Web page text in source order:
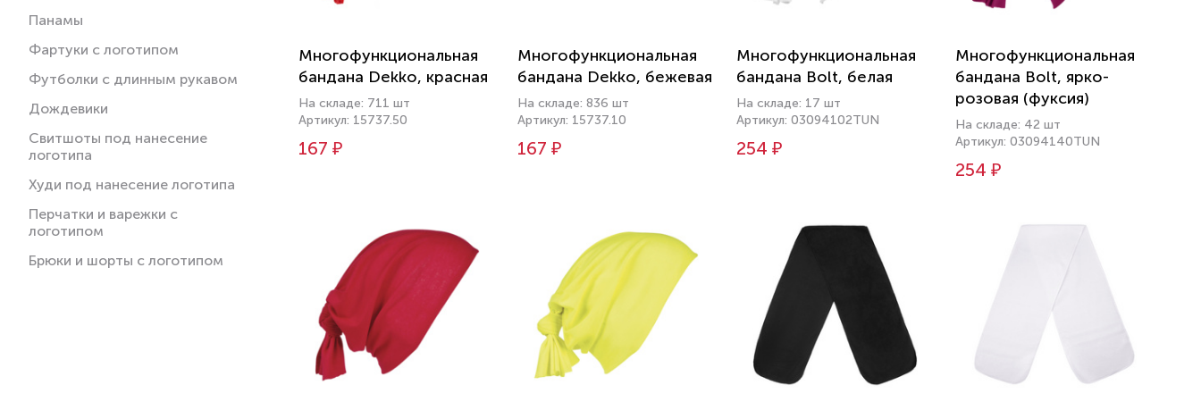
Панамы
Фартуки с логотипом
Футболки с длинным рукавом
Дождевики
Свитшоты под нанесение
логотипа
Худи под нанесение логотипа
Перчатки и варежки с
логотипом
Брюки и шорты с логотипом
Многофункциональная
бандана Dekko, красная
На складе: 711 шт
Артикул: 15737.50
167 ₽
Многофункциональная
бандана Dekko, бежевая
На складе: 836 шт
Артикул: 15737.10
167 ₽
Многофункциональная
бандана Bolt, белая
На складе: 17 шт
Артикул: 03094102TUN
254 ₽
Многофункциональная
бандана Bolt, ярко-
розовая (фуксия)
На складе: 42 шт
Артикул: 03094140TUN
254 ₽